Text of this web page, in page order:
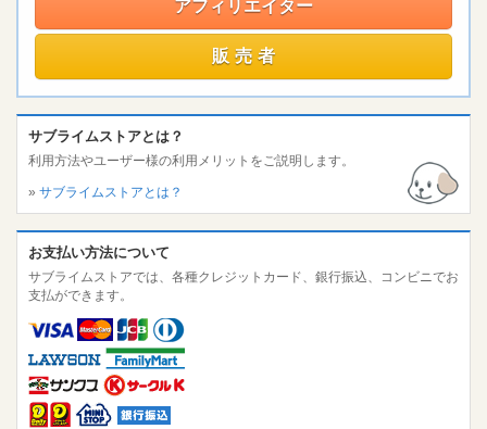
アフィリエイター
販売者
サブライムストアとは？
利用方法やユーザー様の利用メリットをご説明します。
» サブライムストアとは？
お支払い方法について
サブライムストアでは、各種クレジットカード、銀行振込、コンビニでお
支払ができます。